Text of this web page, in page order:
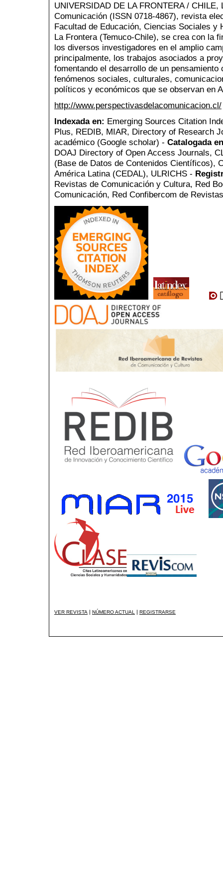
UNIVERSIDAD DE LA FRONTERA /
Comunicación (ISSN 0718-4867), revista
Facultad de Educación, Ciencias Sociales y
La Frontera (Temuco-Chile), se crea con la
los diversos investigadores en el amplio
principalmente, los trabajos asociados a
fomentando el desarrollo de un
fenómenos sociales, culturales,
políticos y económicos que se observan en
http://www.perspectivasdelacomunicacion.cl/
Indexada en: Emerging Sources Citation
Plus, REDIB, MIAR, Directory of Research
académico (Google scholar) - Catalogada
DOAJ Directory of Open Access Journals,
(Base de Datos de Contenidos Científicos),
América Latina (CEDAL), ULRICHS -
Revistas de Comunicación y Cultura, Red
Comunicación, Red Confibercom de
VER REVISTA | NÚMERO ACTUAL | REGISTRARSE